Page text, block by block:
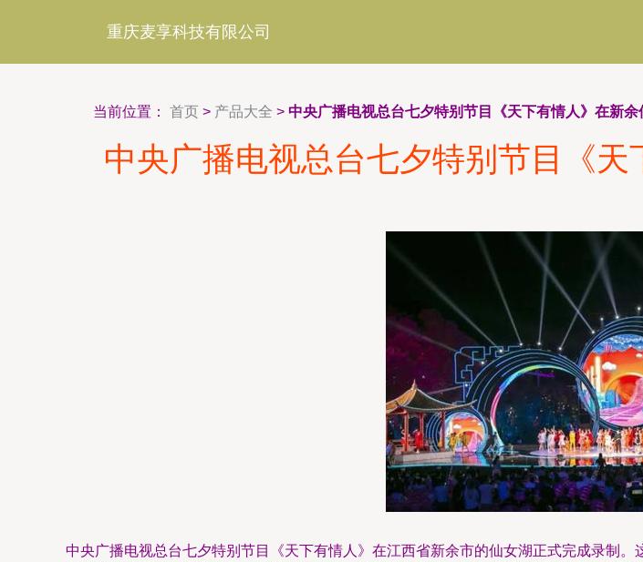
重庆麦享科技有限公司
当前位置： 首页 > 产品大全 > 中央广播电视总台七夕特别节目《天下有情人》在新
中央广播电视总台七夕特别节目《
中央广播电视总台七夕特别节目《天下有情人》在江西省新余市的仙女湖正式完成录制